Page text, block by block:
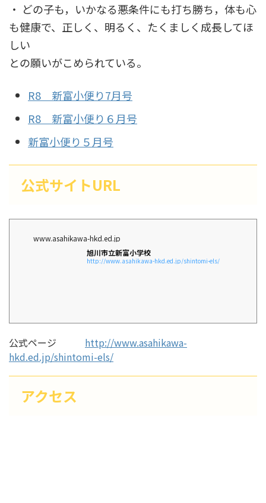
・ どの子も，いかなる悪条件にも打ち勝ち，体も心
も健康で、正しく、明るく、たくましく成長してほ
しい
との願いがこめられている。
R8 新富小便り7月号
R8 新富小便り６月号
新富小便り５月号
公式サイトURL
www.asahikawa-hkd.ed.jp
旭川市立新富小学校
http://www.asahikawa-hkd.ed.jp/shintomi-els/
公式ページ http://www.asahikawa-
hkd.ed.jp/shintomi-els/
アクセス